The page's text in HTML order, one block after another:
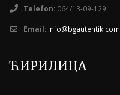
Telefon: 064/13-09-129
Email: info@bgautentik.com
ЋИРИЛИЦА